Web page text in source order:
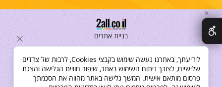
בניית אתרים
✕
לידיעתך, באתרנו נעשה שימוש בקבצי Cookies, לרבות של צדדים
שלישיים, לצורך ניתוח השימוש באתר, שיפור חוויית הגלישה והצגת
פרסום מותאם אישית. המשך גלישה באתר מהווה את הסכמתך